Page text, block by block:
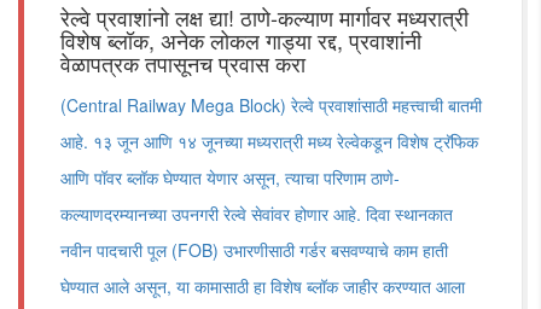
रेल्वे प्रवाशांनो लक्ष द्या! ठाणे-कल्याण मार्गावर मध्यरात्री
विशेष ब्लॉक, अनेक लोकल गाड्या रद्द, प्रवाशांनी
वेळापत्रक तपासूनच प्रवास करा
(Central Railway Mega Block) रेल्वे प्रवाशांसाठी महत्त्वाची बातमी
आहे. १३ जून आणि १४ जूनच्या मध्यरात्री मध्य रेल्वेकडून विशेष ट्रॅफिक
आणि पॉवर ब्लॉक घेण्यात येणार असून, त्याचा परिणाम ठाणे-
कल्याणदरम्यानच्या उपनगरी रेल्वे सेवांवर होणार आहे. दिवा स्थानकात
नवीन पादचारी पूल (FOB) उभारणीसाठी गर्डर बसवण्याचे काम हाती
घेण्यात आले असून, या कामासाठी हा विशेष ब्लॉक जाहीर करण्यात आला